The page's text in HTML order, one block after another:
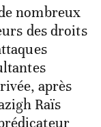
nombreux
des droits
après
Raïs